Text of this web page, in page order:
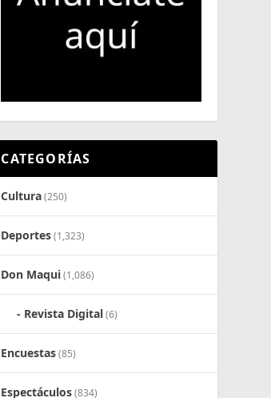
CATEGORÍAS
Cultura(250)
Deportes(1,323)
Don Maqui(1,086)
Revista Digital(6)
Encuestas(85)
Espectáculos(834)